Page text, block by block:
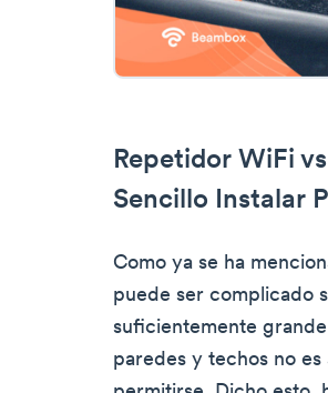
Repetidor WiFi
Sencillo Instalar
Como ya se ha
puede ser complicado
suficientemente
paredes y techos no